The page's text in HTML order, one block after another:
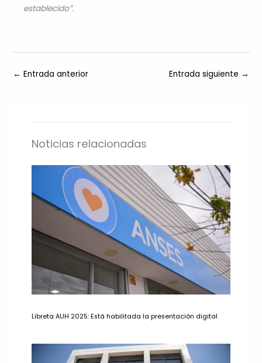
establecido”.
← Entrada anterior Entrada siguiente →
Noticias relacionadas
Libreta AUH 2025: Está habilitada la presentación digital